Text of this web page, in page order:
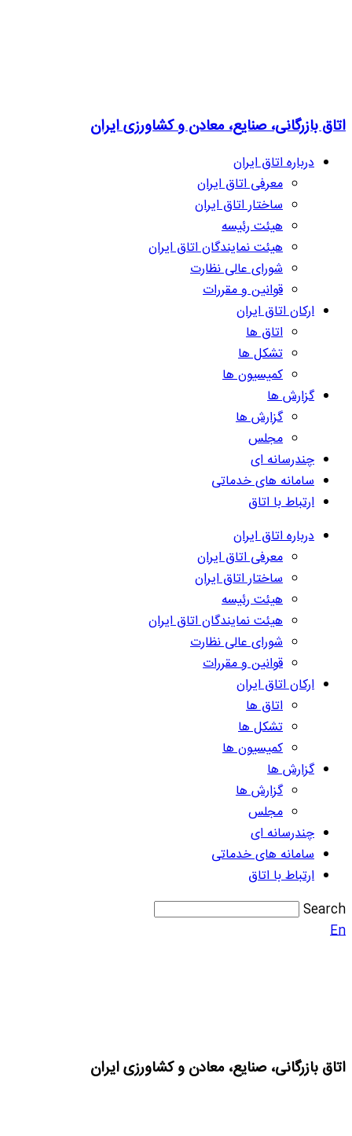
اتاق بازرگانی، صنایع، معادن و کشاورزی ایران
درباره اتاق ایران
معرفی اتاق ایران
ساختار اتاق ایران
هیئت رئیسه
هیئت نمایندگان اتاق ایران
شورای عالی نظارت
قوانین و مقررات
ارکان اتاق ایران
اتاق ها
تشکل ها
کمیسیون ها
گزارش ها
گزارش ها
مجلس
چندرسانه ای
سامانه های خدماتی
ارتباط با اتاق
درباره اتاق ایران
معرفی اتاق ایران
ساختار اتاق ایران
هیئت رئیسه
هیئت نمایندگان اتاق ایران
شورای عالی نظارت
قوانین و مقررات
ارکان اتاق ایران
اتاق ها
تشکل ها
کمیسیون ها
گزارش ها
گزارش ها
مجلس
چندرسانه ای
سامانه های خدماتی
ارتباط با اتاق
Search
En
اتاق بازرگانی، صنایع، معادن و کشاورزی ایران